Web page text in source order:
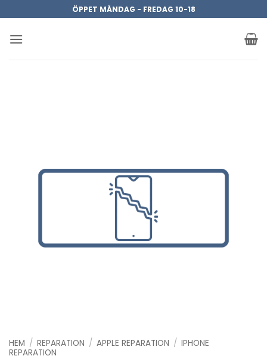
to
content
ÖPPET MÅNDAG - FREDAG 10-18
HEM / REPARATION / APPLE REPARATION / IPHONE
REPARATION